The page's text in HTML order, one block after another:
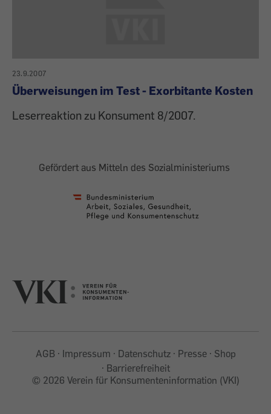
23.9.2007
Überweisungen im Test - Exorbitante Kosten
Leserreaktion zu Konsument 8/2007.
Gefördert aus Mitteln des Sozialministeriums
AGB Impressum Datenschutz Presse
Shop
Barrierefreiheit
© 2026 Verein für Konsumenteninformation (VKI)